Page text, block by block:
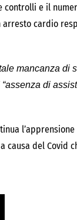
e il
arresto cardio
mancanza di
“assenza di
causa del Covid